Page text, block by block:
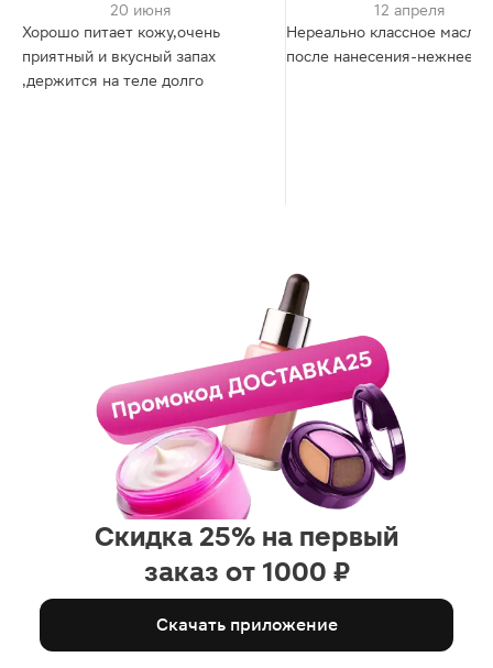
20 июня
Хорошо питает кожу,очень
приятный и вкусный запах
,держится на теле долго
12 апреля
Нереально классное
после нанесения-нежнее
Скидка 25% на первый
заказ от 1000 ₽
Скачать приложение